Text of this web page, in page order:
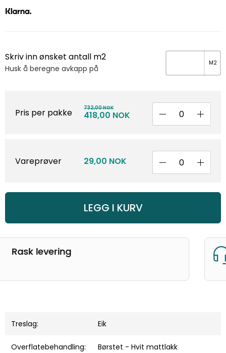
Skriv inn ønsket antall m2
Husk å beregne avkapp på
Pris per pakke 732,00 NOK
418,00 NOK
Vareprøver 29,00 NOK
LEGG I KURV
God kunderservice
Treslag: Eik
Overflatebehandling: Børstet - Hvit mattlakk